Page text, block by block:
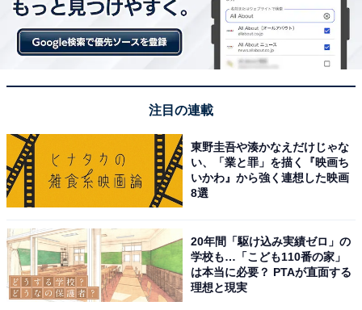
注目の連載
東野圭吾や湊かなえだけじゃな
い、「業と罪」を描く『映画ち
いかわ』から強く連想した映画
8選
20年間「駆け込み実績ゼロ」の
学校も…「こども110番の家」
は本当に必要？ PTAが直面する
理想と現実